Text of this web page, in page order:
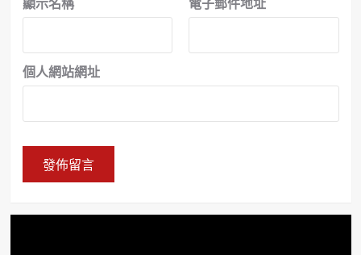
個人網站網址